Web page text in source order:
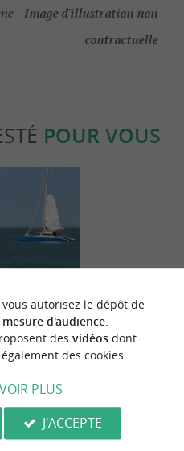
-Image d'illustration non
contractuelle
POUR VOUS
d'Oléron
Visite du
Royer sur
autorisez le dépôt de
mesure d'audience.
des vidéosdont
des cookies.
PLUS
J'ACCEPTE